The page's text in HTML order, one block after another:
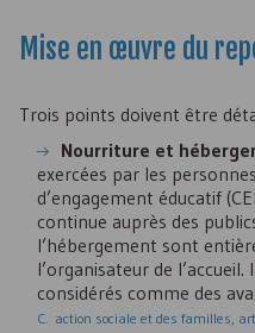
Mise en œuvre du
Trois points doivent être
Nourriture et
exercées par les
d’engagement éducatif (
continue auprès des
l’hébergement sont
l’organisateur de
considérés comme des
C. action sociale et des familles,